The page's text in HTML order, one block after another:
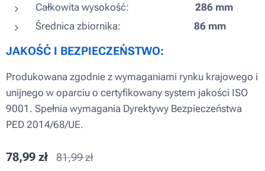
Całkowita wysokość: 286 mm
Średnica zbiornika: 86 mm
JAKOŚĆ I BEZPIECZEŃSTWO:
Produkowana zgodnie z wymaganiami rynku krajowego i
unijnego w oparciu o certyfikowany system jakości ISO
9001. Spełnia wymagania Dyrektywy Bezpieczeństwa
PED 2014/68/UE.
78,99 zł 81,99zł